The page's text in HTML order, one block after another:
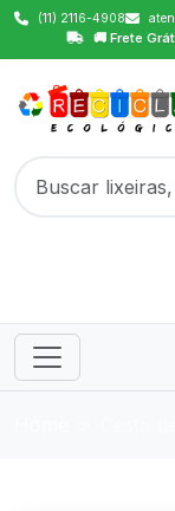
(11) 2116-4908
🚚 Frete Grátis em